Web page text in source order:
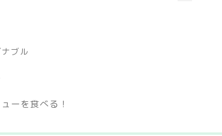
ブル
ーを食べる！